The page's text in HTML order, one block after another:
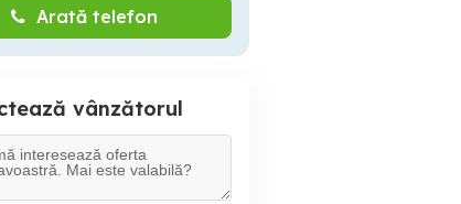
Arată telefon
vânzătorul